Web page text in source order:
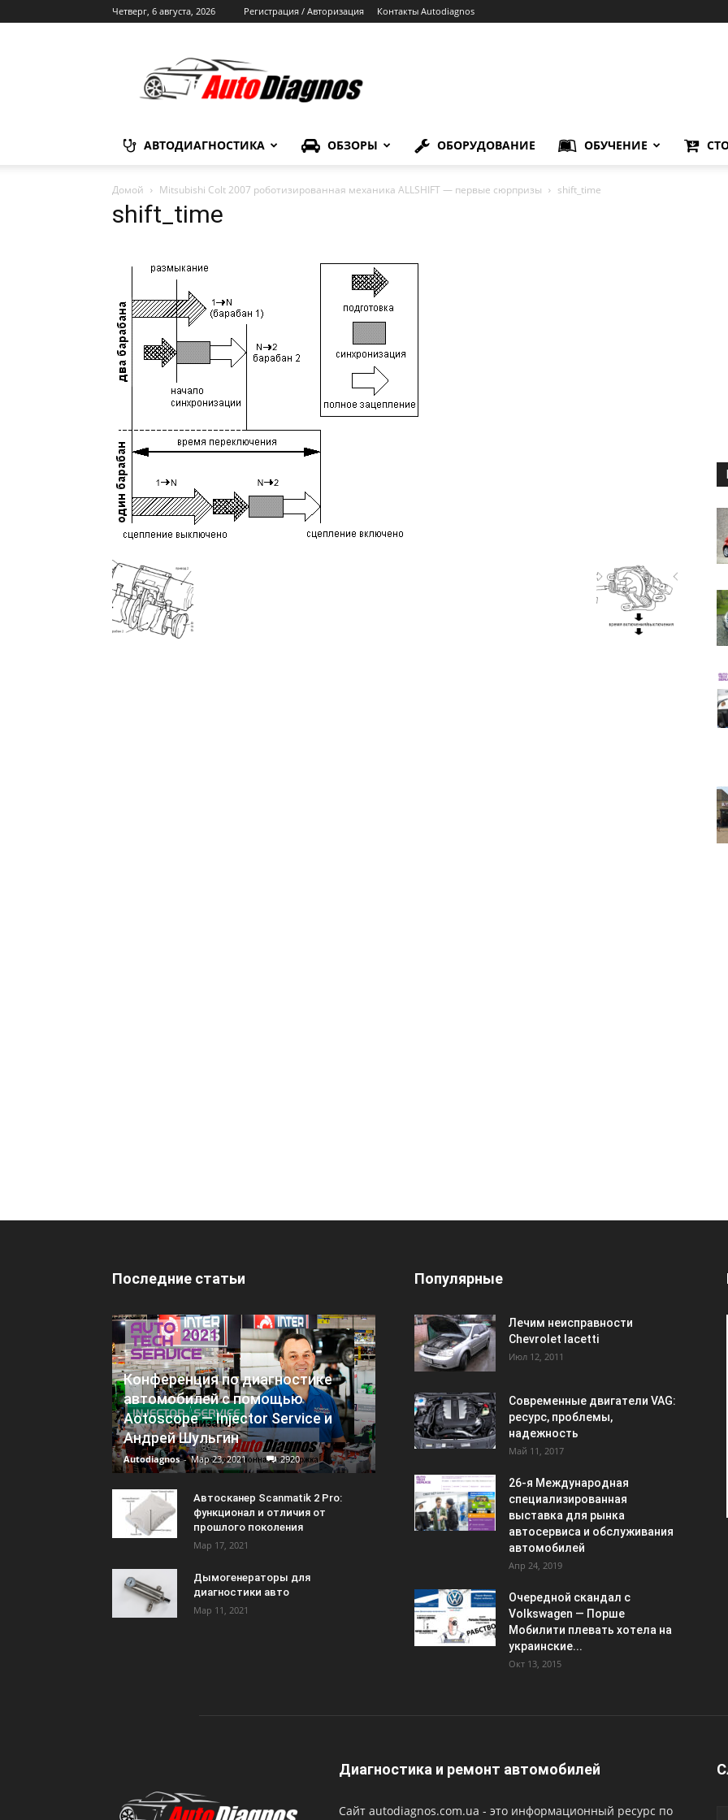
Четверг, 6 августа, 2026 Регистрация / Авторизация Контакты Autodiagnos
АВТОДИАГНОСТИКА ОБЗОРЫ ОБОРУДОВАНИЕ ОБУЧЕНИЕ
Домой Mitsubishi Colt 2007 роботизированная механика ALLSHIFT — первые сюрпризы shift_time
shift_time
Последние статьи
Конференция по диагностике
автомобилей с помощью
Aotoscope — Injector Service и
Андрей Шульгин
Autodiagnos - Мар 23, 2021 2920
Автосканер Scanmatik 2 Pro:
функционал и отличия от
прошлого поколения
Мар 17, 2021
Дымогенераторы для
диагностики авто
Мар 11, 2021
Популярные
Лечим неисправности
Chevrolet lacetti
Июл 12, 2011
Современные двигатели VAG:
ресурс, проблемы,
надежность
Май 11, 2017
26-я Международная
специализированная
выставка для рынка
автосервиса и обслуживания
автомобилей
Апр 24, 2019
Очередной скандал с
Volkswagen — Порше
Мобилити плевать хотела на
украинские...
Окт 13, 2015
Диагностика и ремонт автомобилей
Сайт autodiagnos.com.ua - это информационный ресурс по